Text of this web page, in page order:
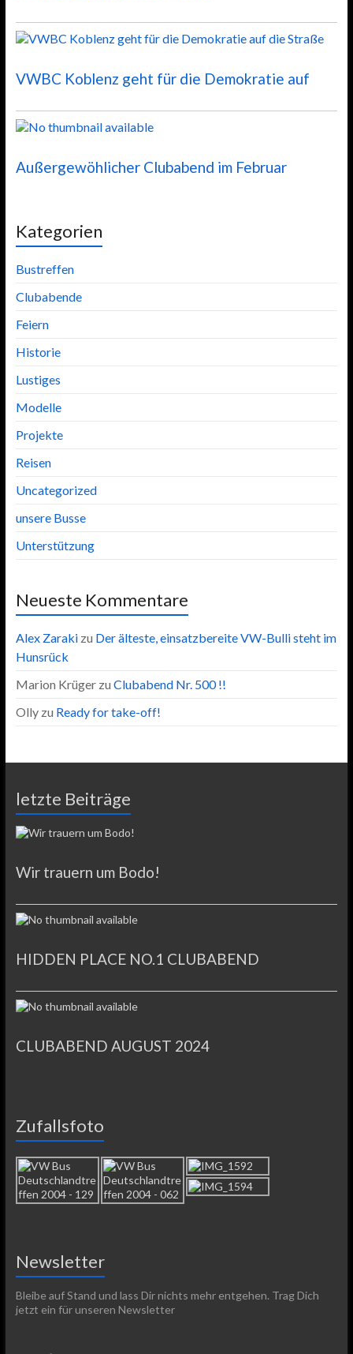
VWBC Koblenz geht für die Demokratie auf
Außergewöhlicher Clubabend im Februar
Kategorien
Bustreffen
Clubabende
Feiern
Historie
Lustiges
Modelle
Projekte
Reisen
Uncategorized
unsere Busse
Unterstützung
Neueste Kommentare
Alex Zarakizu Der älteste, einsatzbereite VW-Bulli steht im
Hunsrück
Marion Krügerzu Clubabend Nr. 500 !!
Ollyzu Ready for take-off!
letzte Beiträge
Wir trauern um Bodo!
HIDDEN PLACE NO.1 CLUBABEND
CLUBABEND AUGUST 2024
Zufallsfoto
Newsletter
Bleibe auf Stand und lass Dir nichts mehr entgehen. Trag Dich
jetzt ein für unseren Newsletter